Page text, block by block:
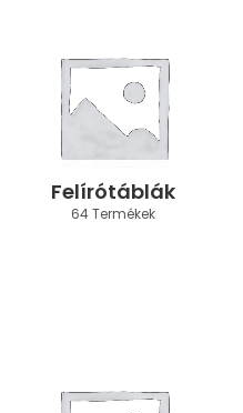
Felírótáblák
64 Termékek